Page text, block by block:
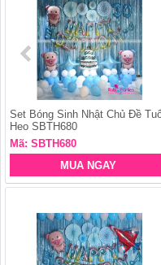
Set Bóng Sinh Nhật Chủ Đề
Heo SBTH680
Mã: SBTH680
MUA NGAY